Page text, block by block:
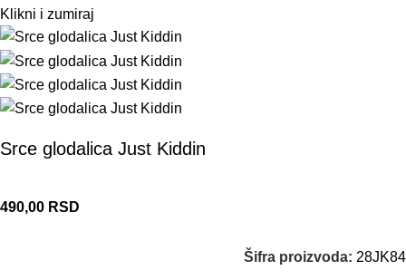
Klikni i zumiraj
Srce glodalica Just Kiddin
490,00 RSD
Šifra proizvoda: 28JK84